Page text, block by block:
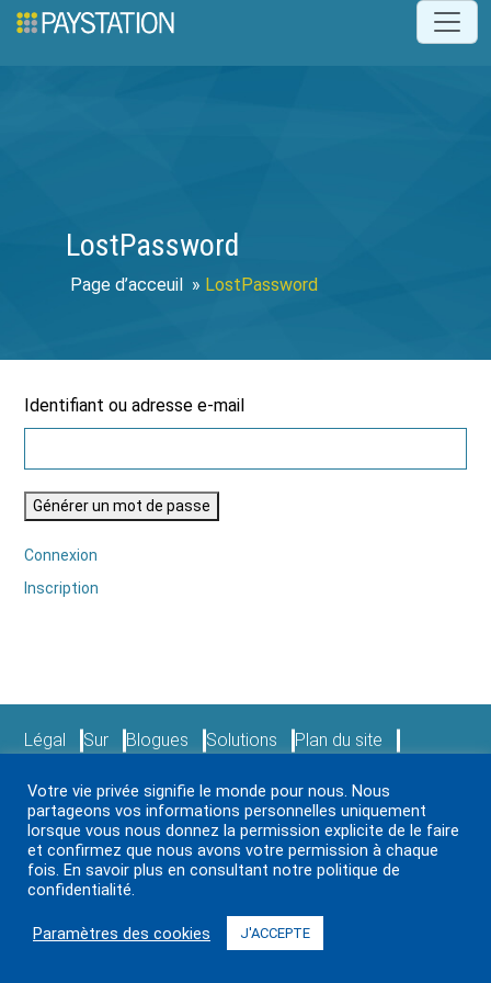
LostPassword
» LostPassword
Identifiant ou adresse e-mail
Générer un mot de passe
Connexion
Inscription
Légal Sur Blogues Solutions
Plan du site
S’identifier
Contactez-nous
2024 Paystation Inc. Tous droits réservés.
Votre vie privée signifie le monde pour nous. Nous
partageons vos informations personnelles uniquement
lorsque vous nous donnez la permission explicite de le faire
et confirmez que nous avons votre permission à chaque
fois. En savoir plus en consultant notre politique de
confidentialité.
Paramètres des cookies J'ACCEPTE